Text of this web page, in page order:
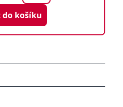
Vložit do košíku